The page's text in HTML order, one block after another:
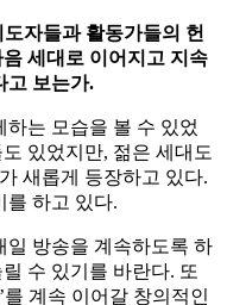
자들과 활동가들의 헌
세대로 이어지고 지속
고 보는가.
는 모습을 볼 수 있었
있었지만, 젊은 세대도
새롭게 등장하고 있다.
를 하고 있다.
일 방송을 계속하도록 하
수 있기를 바란다. 또
를 계속 이어갈 창의적인